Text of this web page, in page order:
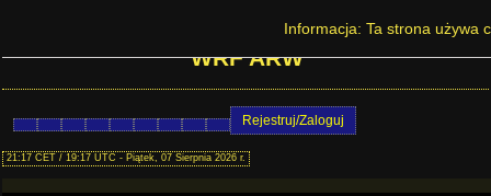
Prognoza pogody w Polsce - Kielce - model
WRF ARW
Rejestruj/Zaloguj
21:17 CET / 19:17 UTC - Piątek, 07 Sierpnia 2026 r.
Informacja: Ta strona używa